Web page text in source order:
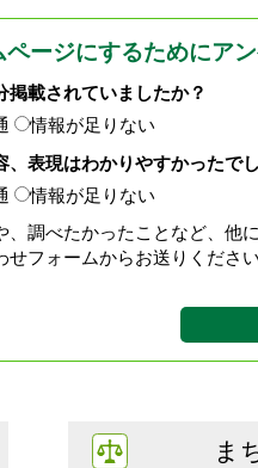
ージにするためにア
掲載されていましたか？
情報が足りない
、表現はわかりやすかったで
情報が足りない
、調べたかったことなど、他
せフォームからお送りください
ま